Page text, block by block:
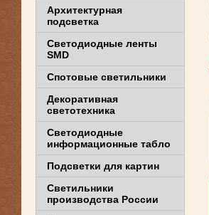
Архитектурная
подсветка
Светодиодные ленты
SMD
Спотовые светильники
Декоративная
светотехника
Светодиодные
информационные табло
Подсветки для картин
Светильники
производства России